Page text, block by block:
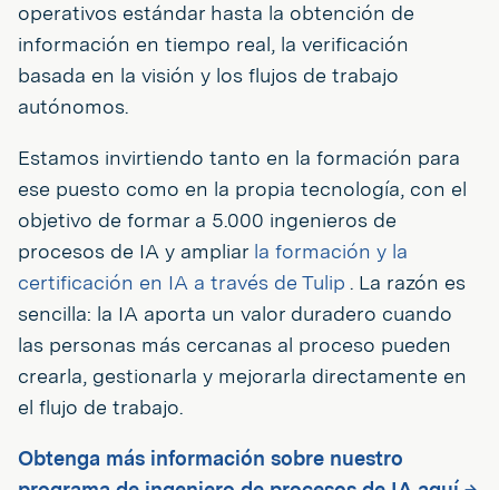
operativos estándar hasta la obtención de
información en tiempo real, la verificación
basada en la visión y los flujos de trabajo
autónomos.
Estamos invirtiendo tanto en la formación para
ese puesto como en la propia tecnología, con el
objetivo de formar a 5.000 ingenieros de
procesos de IA y ampliar la formación y la
certificación en IA a través de Tulip . La razón es
sencilla: la IA aporta un valor duradero cuando
las personas más cercanas al proceso pueden
crearla, gestionarla y mejorarla directamente en
el flujo de trabajo.
Obtenga más información sobre nuestro